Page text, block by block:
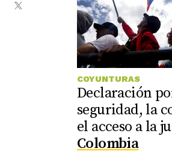
COYUNTURAS
Declaración
seguridad, la
el acceso a la
Colombia